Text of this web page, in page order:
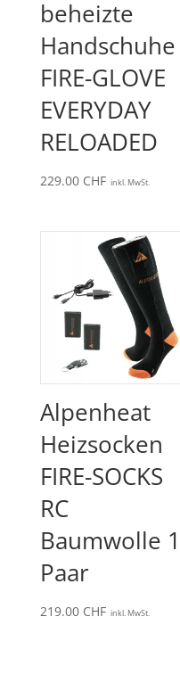
beheizte
Handschuhe
FIRE-GLOVE
EVERYDAY
RELOADED
229.00 CHF inkl. MwSt.
Alpenheat
Heizsocken
FIRE-SOCKS
RC
Baumwolle 1
Paar
219.00 CHF inkl. MwSt.